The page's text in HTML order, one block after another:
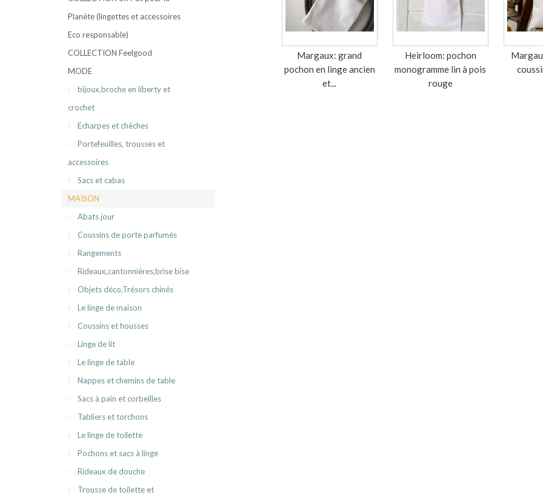
Planète (lingettes et accessoires
Eco responsable)
COLLECTION Feelgood
MODE
bijoux,broche en liberty et
crochet
Echarpes et chèches
Portefeuilles, trousses et
accessoires
Sacs et cabas
MAISON
Abats jour
Coussins de porte parfumés
Rangements
Rideaux,cantonnières,brise bise
Objets déco,Trésors chinés
Le linge de maison
Coussins et housses
Linge de lit
Le linge de table
Nappes et chemins de table
Sacs à pain et corbeilles
Tabliers et torchons
Le linge de toilette
Pochons et sacs à linge
Rideaux de douche
Trousse de toilette et
Margaux: grand
pochon en linge ancien
et...
Heirloom: pochon
monogramme lin à pois
rouge